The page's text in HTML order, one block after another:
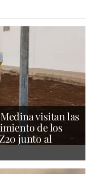
visitan las
de los
junto al